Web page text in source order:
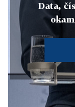
Data,